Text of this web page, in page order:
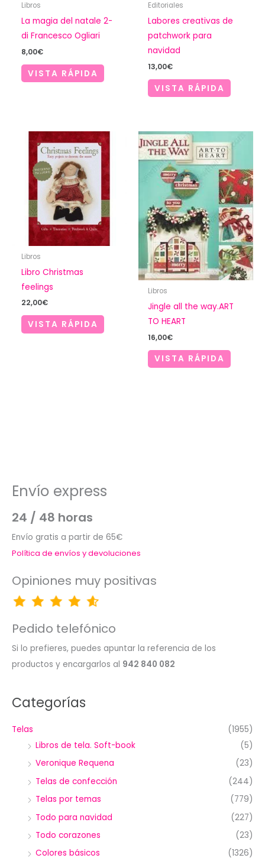
Libros
La magia del natale 2-
di Francesco Ogliari
8,00€
VISTA RÁPIDA
Editoriales
Labores creativas de
patchwork para
navidad
13,00€
VISTA RÁPIDA
Libros
Libro Christmas
feelings
22,00€
VISTA RÁPIDA
Libros
Jingle all the way.ART
TO HEART
16,00€
VISTA RÁPIDA
Envío express
24 / 48 horas
Envío gratis a partir de 65€
Política de envíos y devoluciones
Opiniones muy positivas
Pedido telefónico
Si lo prefieres, puedes apuntar la referencia de los
productos y encargarlos al 942 840 082
Categorías
Telas
(1955)
Libros de tela. Soft-book
(5)
Veronique Requena
(23)
Telas de confección
(244)
Telas por temas
(779)
Todo para navidad
(227)
Todo corazones
(23)
Colores básicos
(1326)